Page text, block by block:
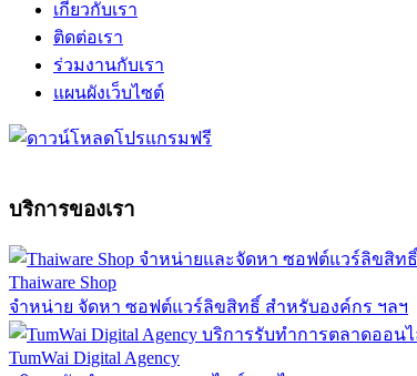
เกี่ยวกับเรา
ติดต่อเรา
ร่วมงานกับเรา
แผนผังเว็บไซต์
บริการของเรา
Thaiware Shop
จำหน่าย จัดหา ซอฟต์แวร์ลิขสิทธิ์ สำหรับองค์กร ฯลฯ
TumWai Digital Agency